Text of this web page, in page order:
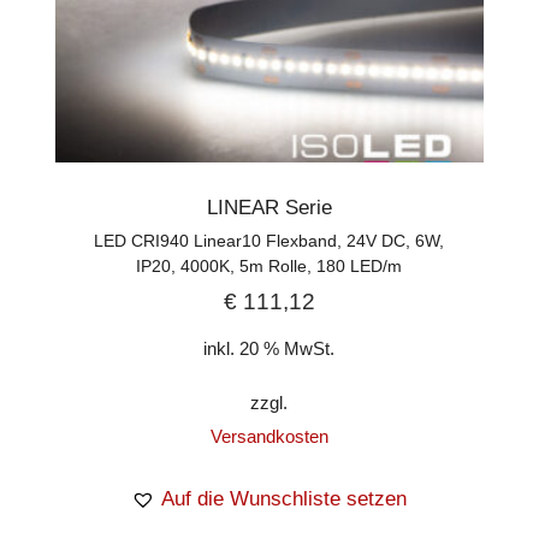
LINEAR Serie
LED CRI940 Linear10 Flexband, 24V DC, 6W,
IP20, 4000K, 5m Rolle, 180 LED/m
€111,12
inkl. 20 % MwSt.
zzgl.
Versandkosten
Auf die Wunschliste setzen